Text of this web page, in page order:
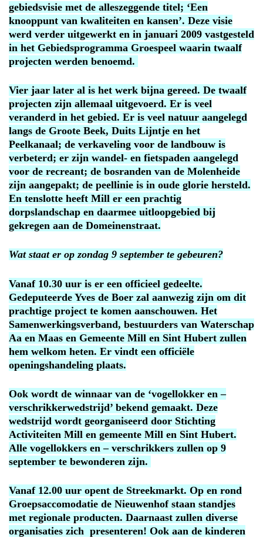
gebiedsvisie met de alleszeggende titel; ‘Een
knooppunt van kwaliteiten en kansen’. Deze visie
werd verder uitgewerkt en in januari 2009 vastgesteld
in het Gebiedsprogramma Groespeel waarin twaalf
projecten werden benoemd.
Vier jaar later al is het werk bijna gereed. De twaalf
projecten zijn allemaal uitgevoerd. Er is veel
veranderd in het gebied. Er is veel natuur aangelegd
langs de Groote Beek, Duits Lijntje en het
Peelkanaal; de verkaveling voor de landbouw is
verbeterd; er zijn wandel- en fietspaden aangelegd
voor de recreant; de bosranden van de Molenheide
zijn aangepakt; de peellinie is in oude glorie hersteld.
En tenslotte heeft Mill er een prachtig
dorpslandschap en daarmee uitloopgebied bij
gekregen aan de Domeinenstraat.
Wat staat er op zondag 9 september te gebeuren?
Vanaf 10.30 uur is er een officieel gedeelte.
Gedeputeerde Yves de Boer zal aanwezig zijn om dit
prachtige project te komen aanschouwen. Het
Samenwerkingsverband, bestuurders van Waterschap
Aa en Maas en Gemeente Mill en Sint Hubert zullen
hem welkom heten. Er vindt een officiële
openingshandeling plaats.
Ook wordt de winnaar van de ‘vogellokker en –
verschrikkerwedstrijd’ bekend gemaakt. Deze
wedstrijd wordt georganiseerd door Stichting
Activiteiten Mill en gemeente Mill en Sint Hubert.
Alle vogellokkers en – verschrikkers zullen op 9
september te bewonderen zijn.
Vanaf 12.00 uur opent de Streekmarkt. Op en rond
Groepsaccomodatie de Nieuwenhof staan standjes
met regionale producten. Daarnaast zullen diverse
organisaties zich presenteren! Ook aan de kinderen